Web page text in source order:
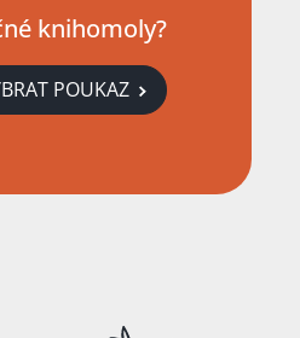
knihomoly?
POUKAZ